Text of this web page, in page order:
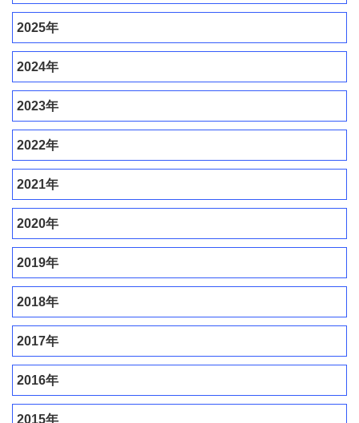
2025年
2024年
2023年
2022年
2021年
2020年
2019年
2018年
2017年
2016年
2015年